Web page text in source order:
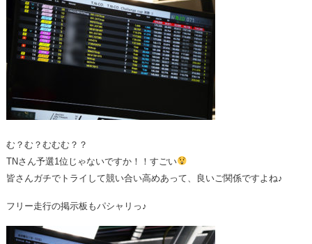
む？む？むむむ？？
TNさん予選1位じゃないですか！！すごい
皆さんガチでトライして競い合い高めあって、良いご関係ですよね♪
フリー走行の掲示板もパシャリっ♪